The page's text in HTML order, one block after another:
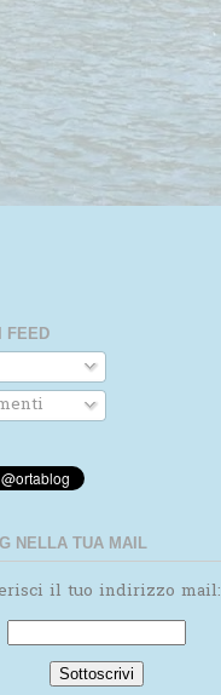
FEED
NELLA TUA MAIL
il tuo indirizzo mail: